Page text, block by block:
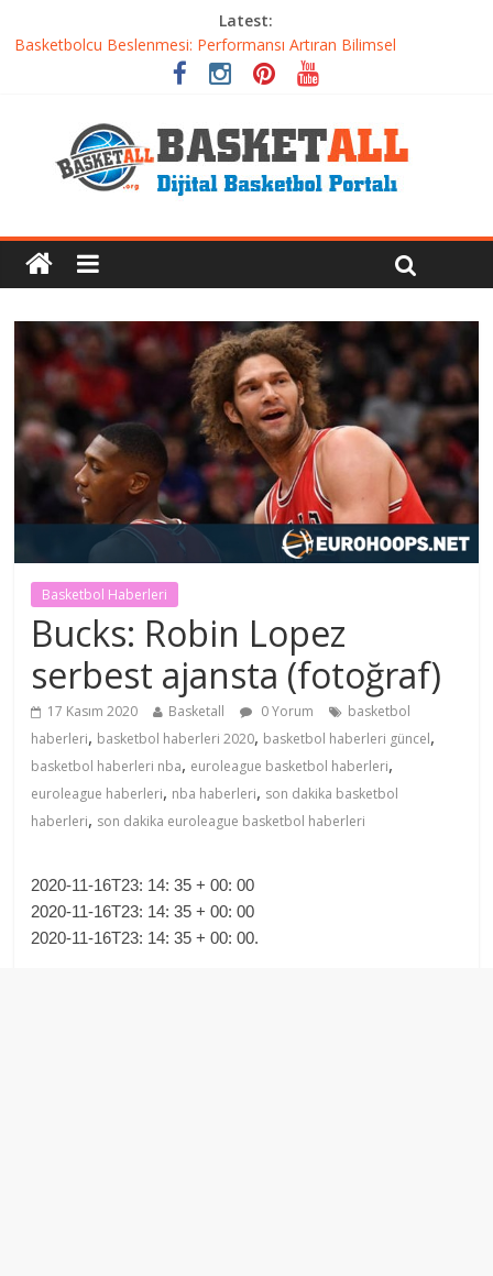
Latest:
Etkili Basketbol Antrenmanı Nasıl Olmalı
Basketbolcu Beslenmesi: Performansı Artıran Bilimsel
Iverson’dan Kyrie’e: Top Sürme Sanatının Dramatik Evrimi
Dünyanın En İyi Basketbol Takımı: Gerçek Şampiyon Kim?
Basketbol Haberleri
Bucks: Robin Lopez
serbest ajansta (fotoğraf)
17 Kasım 2020 Basketall 0 Yorum
basketbol
haberleri, basketbol haberleri 2020, basketbol haberleri güncel,
basketbol haberleri nba, euroleague basketbol haberleri,
euroleague haberleri, nba haberleri, son dakika basketbol
haberleri, son dakika euroleague basketbol haberleri
2020-11-16T23: 14: 35 + 00: 00
2020-11-16T23: 14: 35 + 00: 00
2020-11-16T23: 14: 35 + 00: 00.